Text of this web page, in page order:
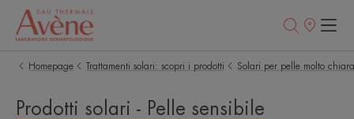
Punti
Homepage Trattamenti solari: scopri i prodotti Solari per pelle molto chiara
Prodotti solari - Pelle sensibile